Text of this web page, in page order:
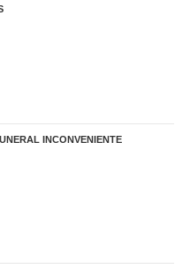
INCONVENIENTE